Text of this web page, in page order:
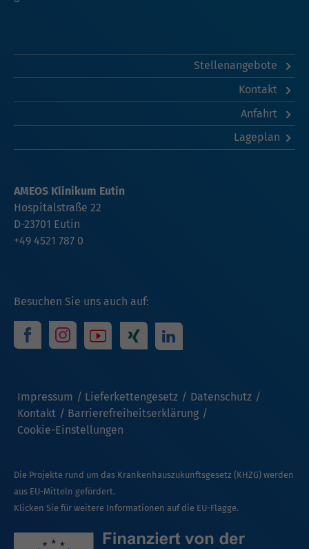
Stellenangebote
Kontakt
Anfahrt
Lageplan
Besuchen Sie uns auch auf:
Impressum Lieferkettengesetz
Datenschutz
Kontakt
Barrierefreiheitserklärung
Cookie-Einstellungen
AMEOS Klinikum Eutin
Hospitalstraße 22
D-23701 Eutin
+49 4521 787 0
Die Projekte rund um das Krankenhauszukunftsgesetz (KHZG) werden
aus EU-Mitteln gefördert.
Klicken Sie für weitere Informationen auf die EU-Flagge.